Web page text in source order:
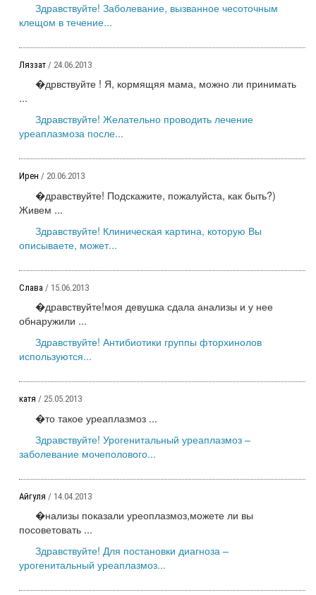
Здравствуйте! Заболевание, вызванное чесоточным
клещом в течение...
Ляззат / 24.06.2013
�дрвствуйте ! Я, кормящяя мама, можно ли принимать
...
Здравствуйте! Желательно проводить лечение
уреаплазмоза после...
Ирен / 20.06.2013
�дравствуйте! Подскажите, пожалуйста, как быть?)
Живем ...
Здравствуйте! Клиническая картина, которую Вы
описываете, может...
Слава / 15.06.2013
�дравствуйте!моя девушка сдала анализы и у нее
обнаружили ...
Здравствуйте! Антибиотики группы фторхинолов
используются...
катя / 25.05.2013
�то такое уреаплазмоз ...
Здравствуйте! Урогенитальный уреаплазмоз –
заболевание мочеполового...
Айгуля / 14.04.2013
�нализы показали уреоплазмоз,можете ли вы
посоветовать ...
Здравствуйте! Для постановки диагноза –
урогенитальный уреаплазмоз...